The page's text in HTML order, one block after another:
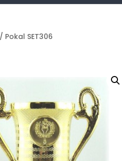
/ Pokal SET306